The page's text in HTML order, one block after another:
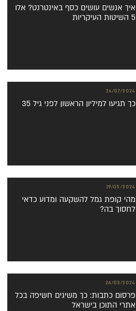
איך אנשים עושים כסף באינטרנט? אלו
5 השיטות העיקריות
כך תגיעו למיליון הראשון לפני גיל 35
24/07/2024
מהי קופת גמל להשקעה ומדוע כדאי
לחסוך בה?
19/05/2024
פרסום כתבות: כך משיגים חשיפה בכל
אתרי התוכן בישראל
26/03/2024